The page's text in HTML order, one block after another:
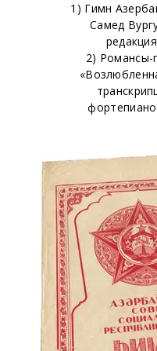
1) Гимн
Самед
2) Романсы-